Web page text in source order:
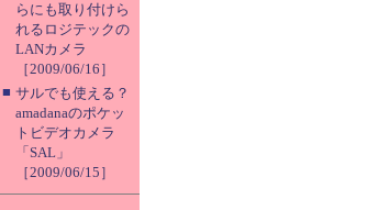
らにも取り付けら
れるロジテックの
LANカメラ
［2009/06/16］
■ サルでも使える？
amadanaのポケッ
トビデオカメラ
「SAL」
［2009/06/15］